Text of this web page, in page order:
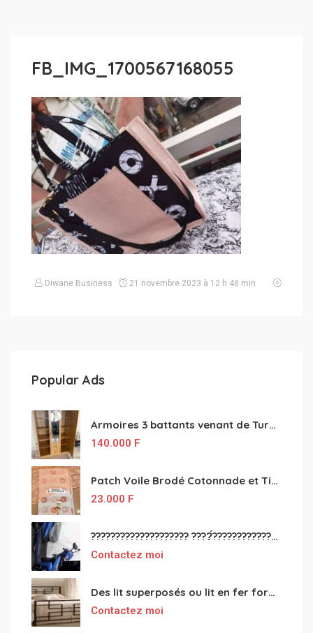
FB_IMG_1700567168055
Diwane Business 21 novembre 2023 à 12 h 48 min
Popular Ads
Armoires 3 battants venant de Turquie disponibles
140.000 F
Patch Voile Brodé Cotonnade et Tinu Minu de l’Inde ???????? ????
23.000 F
???????????????????? ????́???????????????????????????????????????? à vendre
Contactez moi
Des lit superposés ou lit en fer forgé grande classes disponible
Contactez moi